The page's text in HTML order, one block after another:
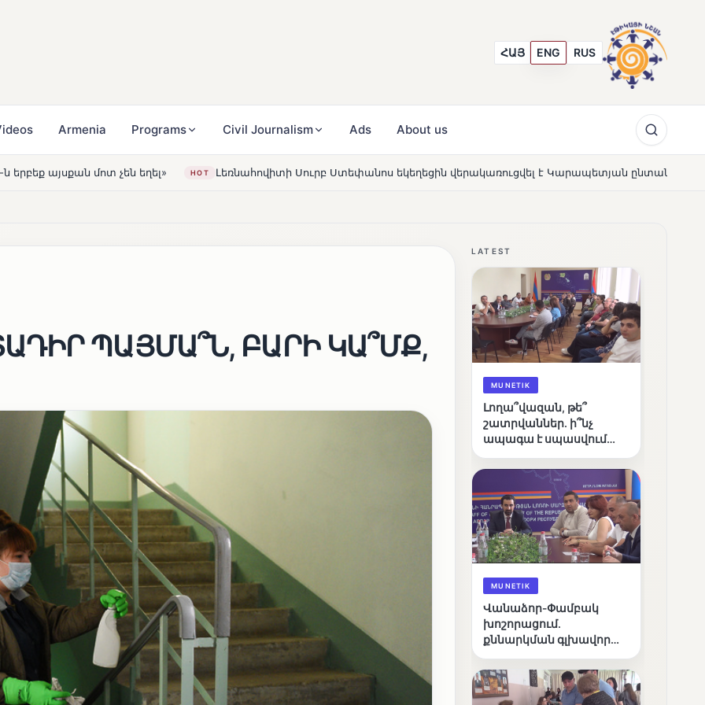
ՀԱՅ ENG RUS
Armenia Programs Civil Journalism Ads About us
եղել» HOT Լեռնահովիտի Սուրբ Ստեփանոս եկեղեցին վերակառուցվել է Կարապետյան ընտանիքի մեկենասությամբ
ՊԱՅՄԱ՞Ն, ԲԱՐԻ ԿԱ՞ՄՔ,
LATEST
MUNETIK
Լողա՞վազան, թե՞
շատրվաններ. ի՞նչ
ապագա է սպասվում
լճին
MUNETIK
Վանաձոր-Փամբակ
խոշորացում.
քննարկման գլխավոր
կառավարո՞ւմ, թե՞
քաղաքական նպատակ